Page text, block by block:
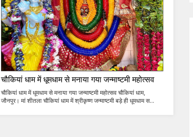
चौकियां धाम में धूमधाम से मनाया गया जन्माष्टमी महोत्सव
चौकियां धाम में धूमधाम से मनाया गया जन्माष्टमी महोत्सव चौकियां धाम,
जौनपुर। मां शीतला चौकियां धाम में श्रीकृष्ण जन्माष्टमी बड़े ही धूमधाम स...